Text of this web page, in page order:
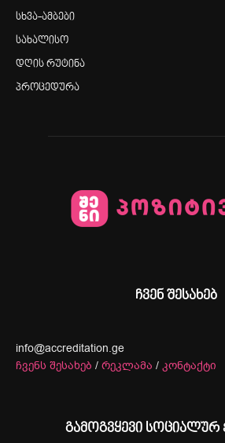
სხვა-ამბები
სახალისო
დღის რუტინა
პროცედურა
ჩვენ შესახებ
info@accreditation.ge
ჩვენს შესახებ / რეკლამა / კონტაქტი
გამოგვყევი სოციალურ